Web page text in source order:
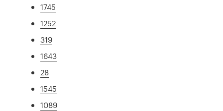
1745
1252
319
1643
28
1545
1089